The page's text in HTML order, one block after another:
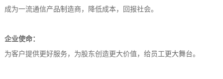
成为一流通信产品制造商，降低成本，回报社会。
企业使命：
为客户提供更好服务，为股东创造更大价值，给员工更大舞台。